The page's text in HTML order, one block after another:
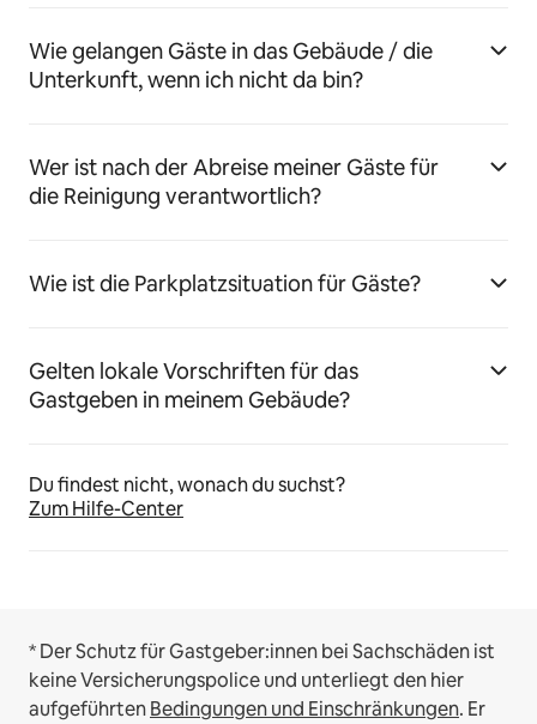
Wie gelangen Gäste in das Gebäude / die
Unterkunft, wenn ich nicht da bin?
Wer ist nach der Abreise meiner Gäste für
die Reinigung verantwortlich?
Wie ist die Parkplatzsituation für Gäste?
Gelten lokale Vorschriften für das
Gastgeben in meinem Gebäude?
Du findest nicht, wonach du suchst?
Zum Hilfe-Center
* Der Schutz für Gastgeber:innen bei Sachschäden ist
keine Versicherungspolice und unterliegt den hier
aufgeführtenBedingungen und Einschränkungen. Er